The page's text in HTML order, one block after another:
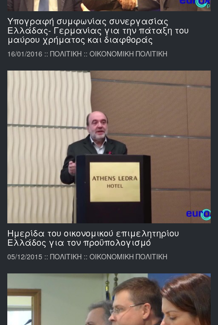
Υπογραφή συμφωνίας συνεργασίας
Ελλάδας- Γερμανίας για την πάταξη του
μαύρου χρήματος και διαφθοράς
16/01/2016 :: ΠΟΛΙΤΙΚΗ :: ΟΙΚΟΝΟΜΙΚΗ ΠΟΛΙΤΙΚΗ
Ημερίδα του οικονομικού επιμελητηρίου
Ελλάδος για τον προϋπολογισμό
05/12/2015 :: ΠΟΛΙΤΙΚΗ :: ΟΙΚΟΝΟΜΙΚΗ ΠΟΛΙΤΙΚΗ